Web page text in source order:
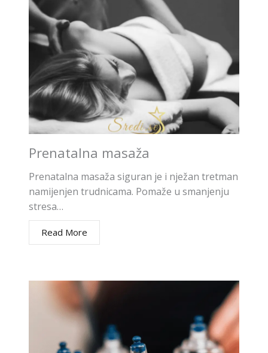
Prenatalna masaža
Prenatalna masaža siguran je i nježan tretman
namijenjen trudnicama. Pomaže u smanjenju
stresa…
Read More